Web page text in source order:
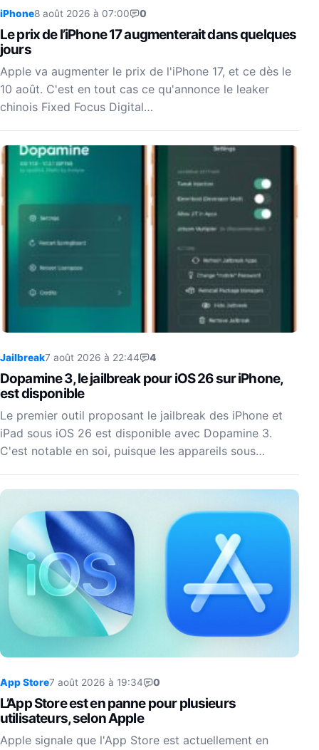
iPhone8 août 2026 à 07:00 0
Le prix de l’iPhone 17 augmenterait dans quelques
jours
Apple va augmenter le prix de l'iPhone 17, et ce dès le
10 août. C'est en tout cas ce qu'annonce le leaker
chinois Fixed Focus Digital…
Jailbreak7 août 2026 à 22:44 4
Dopamine 3, le jailbreak pour iOS 26 sur iPhone,
est disponible
Le premier outil proposant le jailbreak des iPhone et
iPad sous iOS 26 est disponible avec Dopamine 3.
C'est notable en soi, puisque les appareils sous…
App Store7 août 2026 à 19:34 0
L’App Store est en panne pour plusieurs
utilisateurs, selon Apple
Apple signale que l'App Store est actuellement en